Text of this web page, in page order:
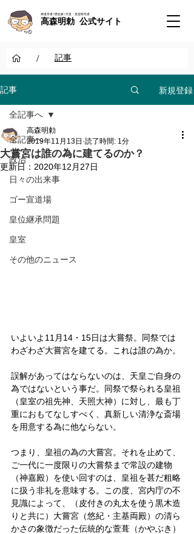
神道学者 / 歴史家 / 天皇・皇室研究者
高森明勅 公式サイト
/ 記事
記事 新規登録
全記事へ
政治
日々の出来事
ゴー宣道場
皇位継承問題
皇室
その他のニュース
全記事へ
大嘗宮は誰の為に建てるのか？
高森明勅
2019年11月13日 読了時間: 1分
更新日： 2020年12月27日
いよいよ11月14・15日は大嘗祭。同祭では
わざわざ大嘗宮を建てる。これは誰の為か。
誤解があってはならないのは、天皇ご自身の
為ではないという事だ。同祭で祭られる皇祖
（皇室の祖先神、天照大神）に対し、最も丁
重におもてなしすべく、真新しい清浄な斎場
を用意する為に他ならない。
つまり、皇祖の為の大嘗宮。それを止めて、
ご一代に一度限りの大嘗祭まで常設の建物
（神嘉殿）を使い回すのは、皇祖を甚だ粗略
に扱う非礼を意味する。この度、宮内庁の不
見識によって、（皮付きの丸太を使う黒木造
りと共に）大嘗宮（悠紀・主基両殿）の清ら
かさの象徴だった伝統的な萱葺（かやぶき）